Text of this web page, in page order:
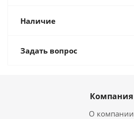
Наличие
Задать вопрос
Компания
О компании